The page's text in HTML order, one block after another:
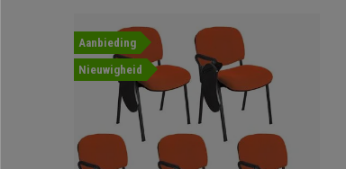
Aanbieding
Nieuwigheid